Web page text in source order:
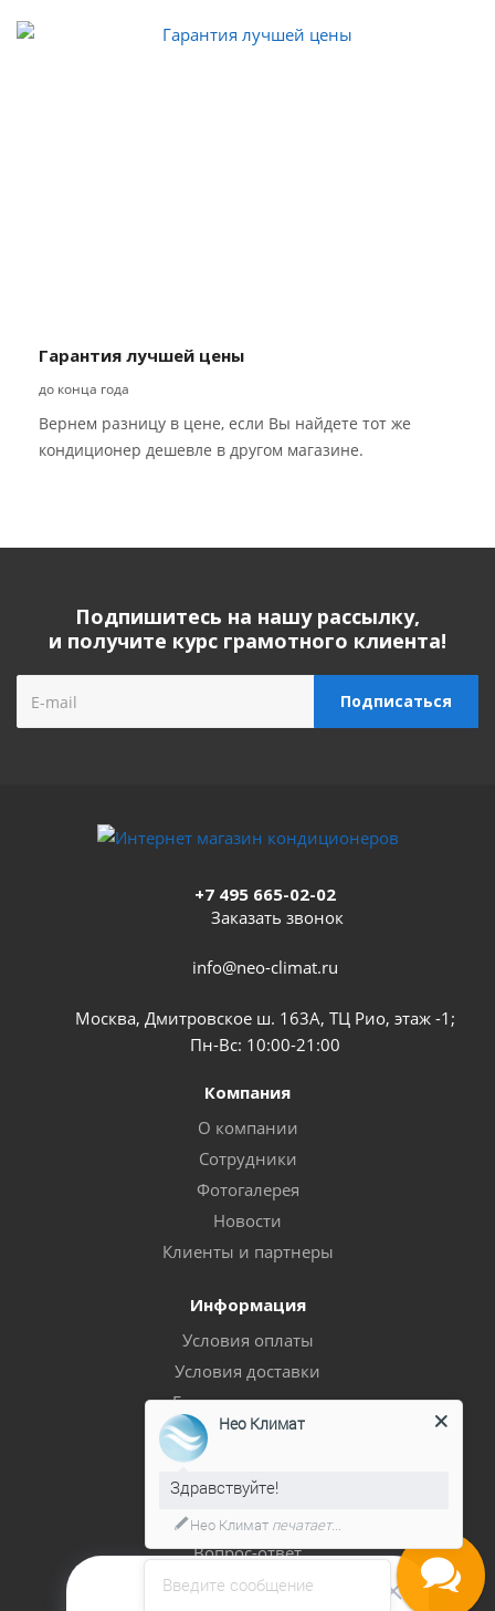
Гарантия лучшей цены
до конца года
Вернем разницу в цене, если Вы найдете тот же
кондиционер дешевле в другом магазине.
Подпишитесь на нашу рассылку,
и получите курс грамотного клиента!
+7 495 665-02-02
Заказать звонок
info@neo-climat.ru
Москва, Дмитровское ш. 163А, ТЦ Рио, этаж -1;
Пн-Вс: 10:00-21:00
Компания
О компании
Сотрудники
Фотогалерея
Новости
Клиенты и партнеры
Информация
Условия оплаты
Условия доставки
Гарантия на товар
Политика
Помощь
Блог
Вопрос-ответ
Бренды
Введите сообщение
Нео Климат
Здравствуйте!
Нео Климат печатает...